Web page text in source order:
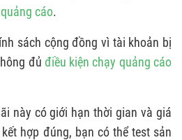
cáo.
sách cộng đồng vì tài khoản bị
đủ điều kiện chạy quảng cáo
này có giới hạn thời gian và giá
hợp đúng, bạn có thể test sản